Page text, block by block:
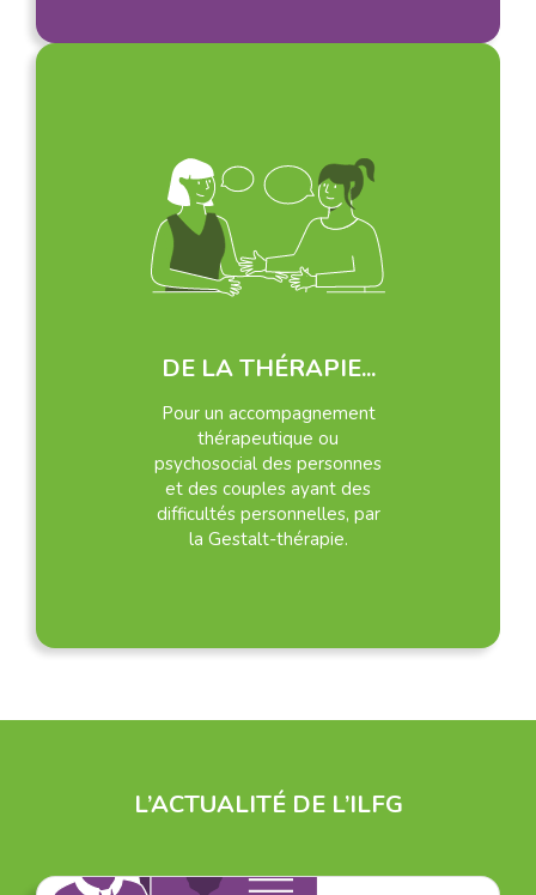
DE LA THÉRAPIE...
Pour un accompagnement
thérapeutique ou
psychosocial des personnes
et des couples ayant des
difficultés personnelles, par
la Gestalt-thérapie.
L’ACTUALITÉ DE L’ILFG